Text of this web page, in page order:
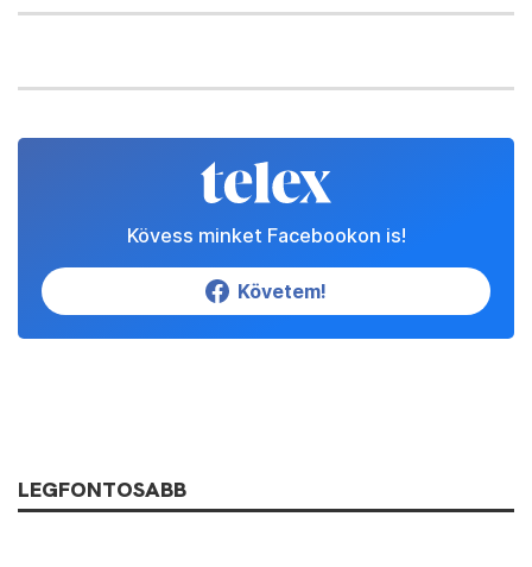
Kövess minket Facebookon is!
Követem!
LEGFONTOSABB